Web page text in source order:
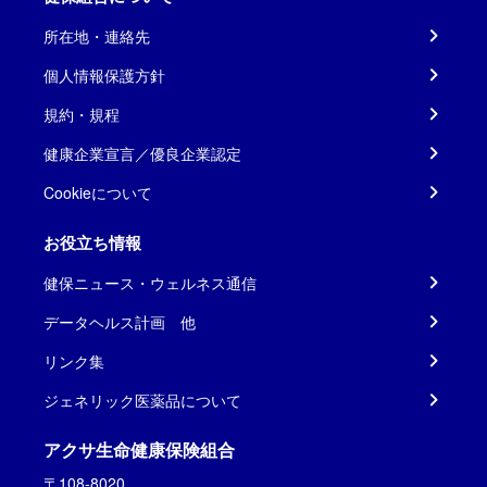
所在地・連絡先
個人情報保護方針
規約・規程
健康企業宣言／優良企業認定
Cookieについて
お役立ち情報
健保ニュース・ウェルネス通信
データヘルス計画 他
リンク集
ジェネリック医薬品について
アクサ生命健康保険組合
〒108-8020